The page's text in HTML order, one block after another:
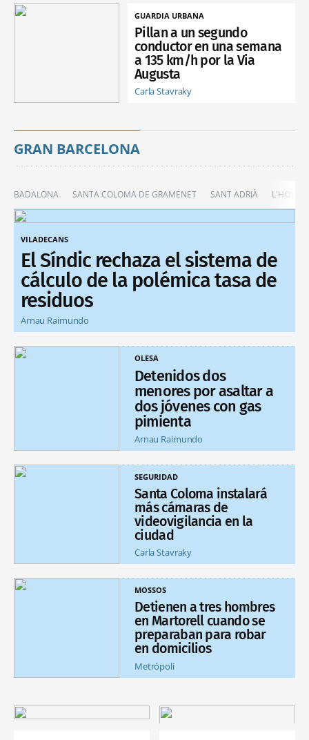
GUARDIA URBANA
Pillan a un segundo
conductor en una semana
a 135 km/h por la Via
Augusta
Carla Stavraky
GRAN BARCELONA
BADALONA SANTA COLOMA DE GRAMENET SANT ADRIÀ
VILADECANS
El Síndic rechaza el sistema de
cálculo de la polémica tasa de
residuos
Arnau Raimundo
OLESA
Detenidos dos
menores por asaltar a
dos jóvenes con gas
pimienta
Arnau Raimundo
SEGURIDAD
Santa Coloma instalará
más cámaras de
videovigilancia en la
ciudad
Carla Stavraky
MOSSOS
Detienen a tres hombres
en Martorell cuando se
preparaban para robar
en domicilios
Metrópoli